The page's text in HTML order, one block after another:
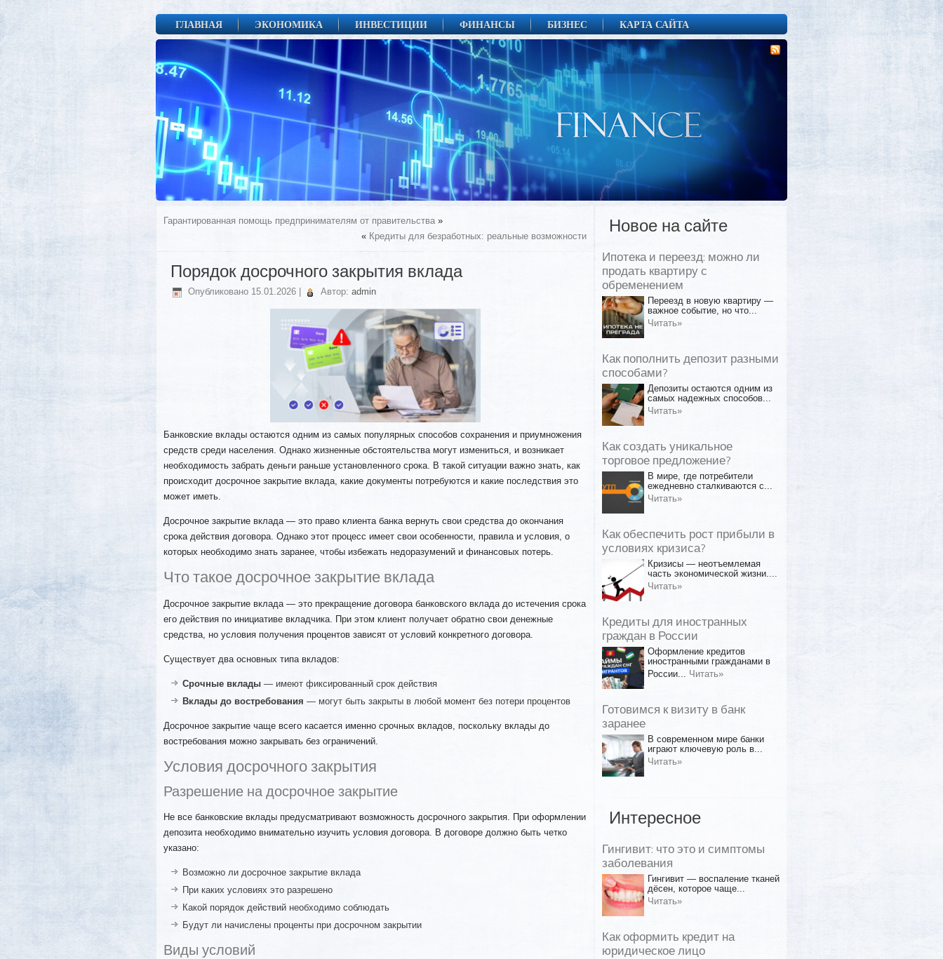
ГЛАВНАЯ ЭКОНОМИКА ИНВЕСТИЦИИ ФИНАНСЫ БИЗНЕС КАРТА САЙТА
Гарантированная помощь предпринимателям от правительства »
« Кредиты для безработных: реальные возможности
Порядок досрочного закрытия вклада
Опубликовано 15.01.2026 Автор: admin
Банковские вклады остаются одним из самых популярных способов сохранения и приумножения
средств среди населения. Однако жизненные обстоятельства могут измениться, и возникает
необходимость забрать деньги раньше установленного срока. В такой ситуации важно знать, как
происходит досрочное закрытие вклада, какие документы потребуются и какие последствия это
может иметь.
Досрочное закрытие вклада — это право клиента банка вернуть свои средства до окончания
срока действия договора. Однако этот процесс имеет свои особенности, правила и условия, о
которых необходимо знать заранее, чтобы избежать недоразумений и финансовых потерь.
Что такое досрочное закрытие вклада
Досрочное закрытие вклада — это прекращение договора банковского вклада до истечения срока
его действия по инициативе вкладчика. При этом клиент получает обратно свои денежные
средства, но условия получения процентов зависят от условий конкретного договора.
Существует два основных типа вкладов:
Срочные вклады — имеют фиксированный срок действия
Вклады до востребования — могут быть закрыты в любой момент без потери процентов
Досрочное закрытие чаще всего касается именно срочных вкладов, поскольку вклады до
востребования можно закрывать без ограничений.
Условия досрочного закрытия
Разрешение на досрочное закрытие
Не все банковские вклады предусматривают возможность досрочного закрытия. При оформлении
депозита необходимо внимательно изучить условия договора. В договоре должно быть четко
указано:
Возможно ли досрочное закрытие вклада
При каких условиях это разрешено
Какой порядок действий необходимо соблюдать
Будут ли начислены проценты при досрочном закрытии
Виды условий
Новое на сайте
Ипотека и переезд: можно ли
продать квартиру с
обременением
Переезд в новую квартиру —
важное событие, но что...
Читать»
Как пополнить депозит разными
способами?
Депозиты остаются одним из
самых надежных способов...
Читать»
Как создать уникальное
торговое предложение?
В мире, где потребители
ежедневно сталкиваются с...
Читать»
Как обеспечить рост прибыли в
условиях кризиса?
Кризисы — неотъемлемая
часть экономической жизни....
Читать»
Кредиты для иностранных
граждан в России
Оформление кредитов
иностранными гражданами в
России... Читать»
Готовимся к визиту в банк
заранее
В современном мире банки
играют ключевую роль в...
Читать»
Интересное
Гингивит: что это и симптомы
заболевания
Гингивит — воспаление тканей
дёсен, которое чаще...
Читать»
Как оформить кредит на
юридическое лицо